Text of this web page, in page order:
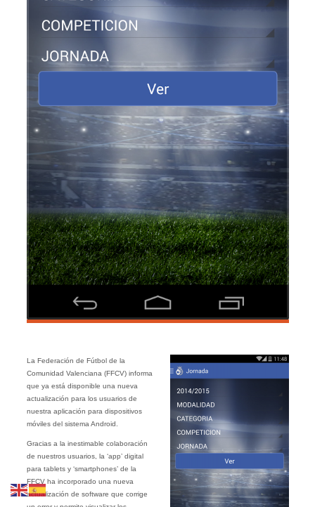
La Federación de Fútbol de la
Comunidad Valenciana (FFCV) informa
que ya está disponible una nueva
actualización para los usuarios de
nuestra aplicación para dispositivos
móviles del sistema Android.
Gracias a la inestimable colaboración
de nuestros usuarios, la ‘app’ digital
para tablets y ‘smartphones’ de la
FFCV ha incorporado una nueva
actualización de software que corrige